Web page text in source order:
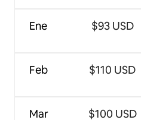
Ene
Feb
Mar
$93 USD
$110 USD
$100 USD